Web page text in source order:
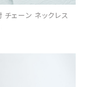
チェーン ネックレス